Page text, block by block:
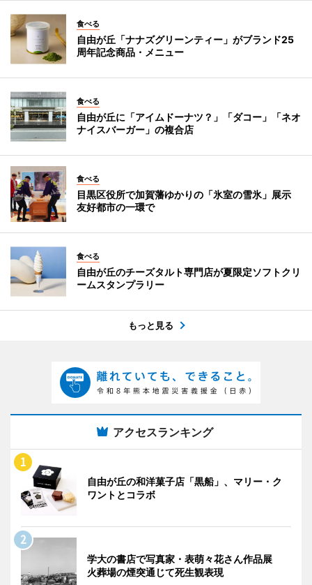
食べる
自由が丘「ナナズグリーンティー」がブランド25
周年記念商品・メニュー
食べる
自由が丘に「アイムドーナツ？」「ダコー」「ネオ
ナイスバーガー」の複合店
食べる
目黒区役所で加賀藩ゆかりの「氷室の雪氷」展示
友好都市の一環で
食べる
自由が丘のチーズタルト専門店が夏限定ソフトクリ
ームスタンプラリー
もっと見る
アクセスランキング
自由が丘の和洋菓子店「黒船」、マリー・ク
ワントとコラボ
学大の書店で写真家・表萌々花さん作品展
火葬場の煙突通じて死生観表現